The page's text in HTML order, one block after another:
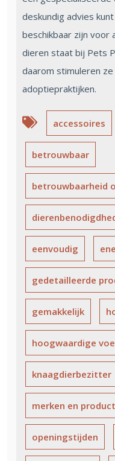
deskundig advies
beschikbaar zijn voor
dieren staat bij Pets
daarom stimuleren
adoptiepraktijken.
accessoires
betrouwbaar
betrouwbaarheid
eenvoudig
gedetailleerde
gemakkelijk
hoogwaardige
knaagdierbezitter
merken en
openingstijden